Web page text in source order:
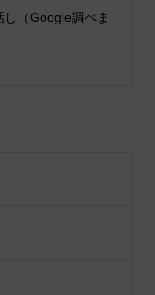
（Google調べま